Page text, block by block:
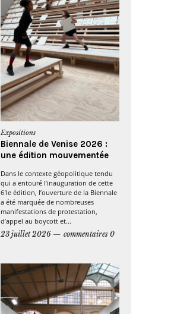
Expositions
Biennale de Venise 2026 :
une édition mouvementée
Dans le contexte géopolitique tendu
qui a entouré l’inauguration de cette
61e édition, l’ouverture de la Biennale
a été marquée de nombreuses
manifestations de protestation,
d’appel au boycott et...
23 juillet 2026
commentaires 0